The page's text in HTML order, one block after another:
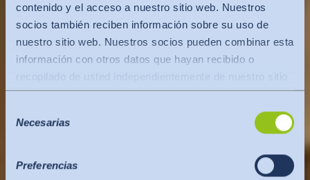
contenido y el acceso a nuestro sitio web. Nuestros
socios también reciben información sobre su uso de
nuestro sitio web. Nuestros socios pueden combinar esta
información con otros datos que hayan recibido o
recopilado de usted independientemente de nuestro sitio
web.
organización internacional. En este caso se tiene en
UE. Ésta establece que se trata de un tercer país seguro
deNecesarias
Preferencias